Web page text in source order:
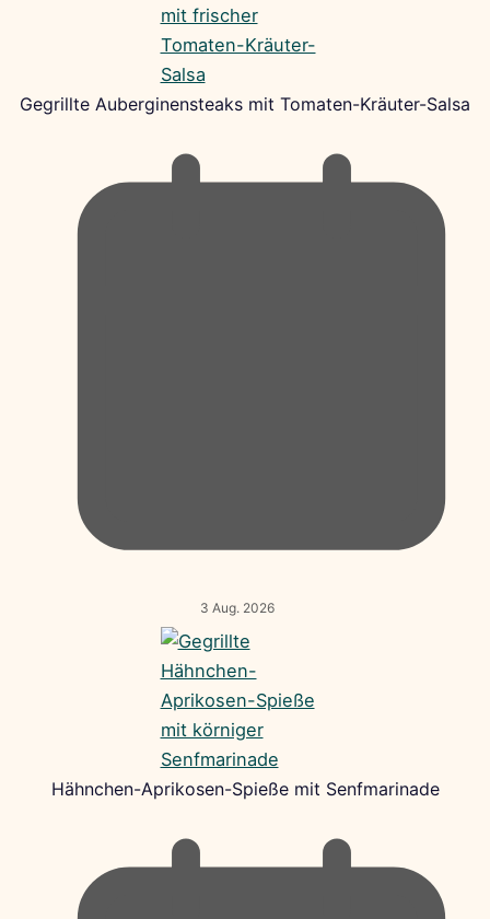
Gegrillte Auberginensteaks mit Tomaten-Kräuter-Salsa
3 Aug. 2026
Hähnchen-Aprikosen-Spieße mit Senfmarinade